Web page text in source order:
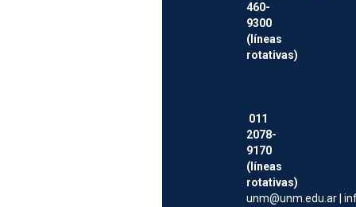
460-
9300
(líneas
rotativas)
011
2078-
9170
(líneas
rotativas)
unm@unm.edu.ar |